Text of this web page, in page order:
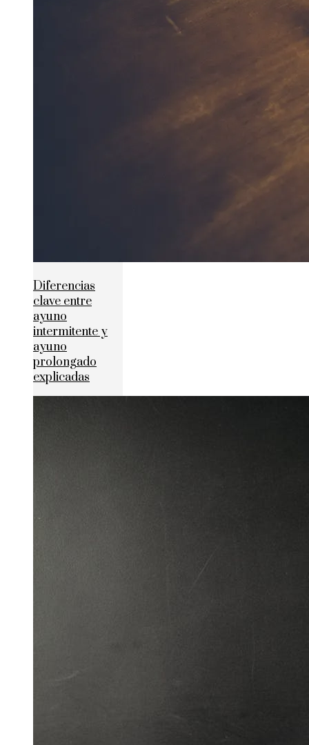
Diferencias
clave entre
ayuno
intermitente y
ayuno
prolongado
explicadas